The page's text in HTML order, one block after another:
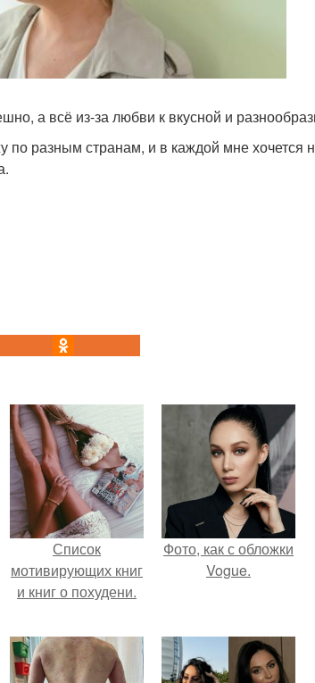
а всё из-за любви к вкусной и
по разным странам, и в каждой мне хочется
Список
мотивирующих книг
и книг о похудени.
Фото, как с обложки
Vogue.